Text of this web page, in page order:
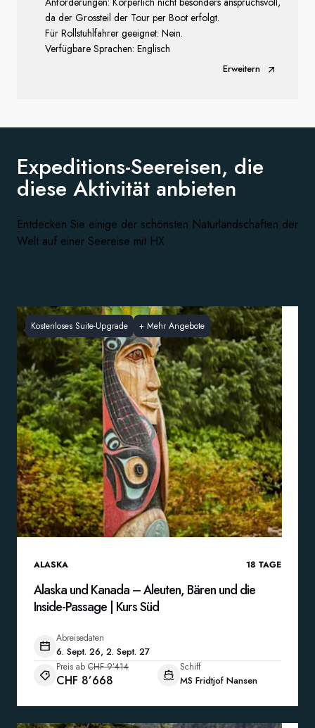
da der Grossteil der Tour per Boot erfolgt.
Für Rollstuhlfahrer geeignet: Nein.
Verfügbare Sprachen: Englisch
Erweitern
Expeditions-Seereisen, die
diese Aktivität anbieten
Entdecken Sie einige der schönsten Naturlandschaften der
Welt auf einer Seereise mit HX
Kostenloses Suite-Upgrade + Mehr Angebote
ALASKA 18 TAGE
Alaska und Kanada – Aleuten, Bären und die
Inside-Passage | Kurs Süd
Abreisedaten
6. Sept. 26, 2. Sept. 27
Preis ab CHF 9’414
CHF 8’668
Schiff
MS Fridtjof Nansen